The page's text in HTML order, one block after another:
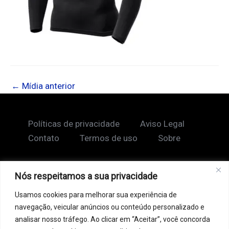
Nós respeitamos a sua privacidade
Usamos cookies para melhorar sua experiência de
navegação, veicular anúncios ou conteúdo personalizado e
analisar nosso tráfego. Ao clicar em “Aceitar”, você concorda
← Mídia anterior
Políticas de privacidade
Aviso Legal
Contato
Termos de uso Sobre
Ao acessar este site, você concorda com nossos
Termos de Uso e Política de Privacidade. Este site